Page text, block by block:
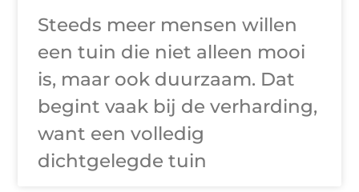
Steeds meer mensen willen
een tuin die niet alleen mooi
is, maar ook duurzaam. Dat
begint vaak bij de verharding,
want een volledig
dichtgelegde tuin